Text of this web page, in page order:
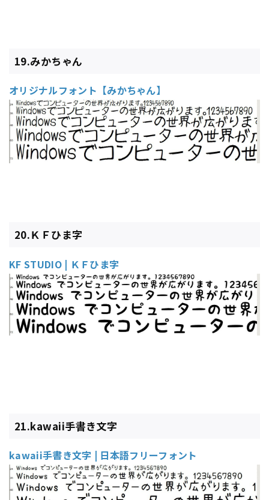
19.みかちゃん
オリジナルフォント【みかちゃん】
20.ＫＦひま字
KF STUDIO | ＫＦひま字
21.kawaii手書き文字
kawaii手書き文字 | 日本語フリーフォント